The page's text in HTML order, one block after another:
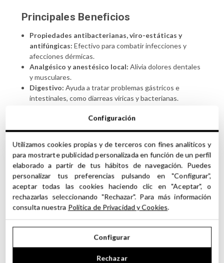
Principales Beneficios
Propiedades antibacterianas, viro-estáticas y
antifúngicas: Efectivo para combatir infecciones y
afecciones dérmicas.
Analgésico y anestésico local: Alivia dolores dentales
y musculares.
Digestivo: Ayuda a tratar problemas gástricos e
intestinales, como diarreas víricas y bacterianas.
memoria, aliviando el agotamiento en pequeñas dosis.
Relajante:En dosis superiores, actúa como soporífero,
ayudando al descanso.
Propiedades Aromáticas
Aceite Esencial de Clavose caracteriza por su aroma
persistente, especiado y seco
, con matices que
recuerdan a la casia y la pimienta negra. Contiene eugenol,
que le otorga una nota floral distintiva similar al clavel.
notas altas y bajas, combinando perfectamente con
cítricos dulces, limón maduro y hierbas aromáticas. Debido
a su intensidad, debe usarse en pequeñas cantidades
Configuración
Utilizamos cookies propias y de terceros con fines analíticos y
para mostrarte publicidad personalizada en función de un perfil
elaborado a partir de tus hábitos de navegación. Puedes
personalizar tus preferencias pulsando en "Configurar",
aceptar todas las cookies haciendo clic en "Aceptar", o
rechazarlas seleccionando "Rechazar". Para más información
consulta nuestra Política de Privacidad y Cookies.
Configurar
Rechazar